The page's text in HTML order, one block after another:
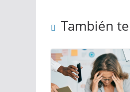
También